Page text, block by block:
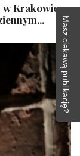
w Krakowie
Masz ciekawą publikację?